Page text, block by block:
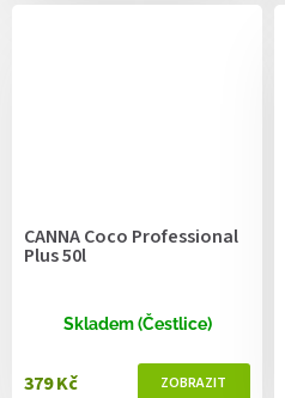
CANNA Coco Professional
Plus 50l
Skladem (Čestlice)
379 Kč